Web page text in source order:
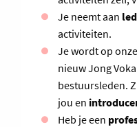
Je neemt aan
activiteiten.
Je wordt op
nieuw Jong
bestuursleden.
jou en
Heb je een